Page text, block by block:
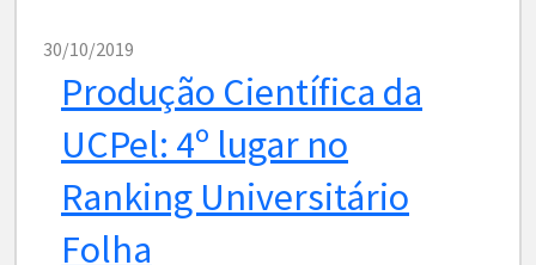
30/10/2019
Produção Científica da
UCPel: 4º lugar no
Ranking Universitário
Folha